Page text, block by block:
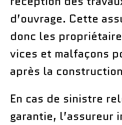
d’ouvrage. Cette
donc les
vices et malfaçons
après la
En cas de sinistre
garantie, l’assureur